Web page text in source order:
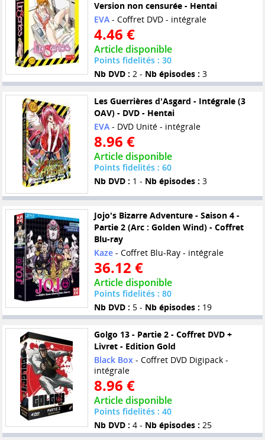
Version non censurée - Hentai
EVA- Coffret DVD - intégrale
4.46 €
Article disponible
Points fidelités : 30
Nb DVD : 2 - Nb épisodes : 3
Les Guerrières d'Asgard - Intégrale (3
OAV) - DVD - Hentai
EVA- DVD Unité - intégrale
8.96 €
Article disponible
Points fidelités : 60
Nb DVD : 1 - Nb épisodes : 3
Jojo's Bizarre Adventure - Saison 4 -
Partie 2 (Arc : Golden Wind) - Coffret
Blu-ray
Kaze- Coffret Blu-Ray - intégrale
36.12 €
Article disponible
Points fidelités : 80
Nb DVD : 5 - Nb épisodes : 19
Golgo 13 - Partie 2 - Coffret DVD +
Livret - Edition Gold
Black Box - Coffret DVD Digipack -
intégrale
8.96 €
Article disponible
Points fidelités : 40
Nb DVD : 4 - Nb épisodes : 25